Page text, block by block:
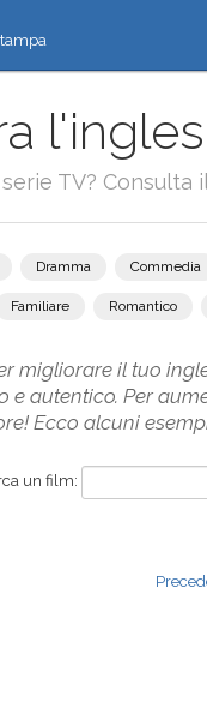
TV? Consulta
Dramma Commedia
Familiare Romantico
migliorare il tuo
e autentico. Per
Ecco alcuni
un film: